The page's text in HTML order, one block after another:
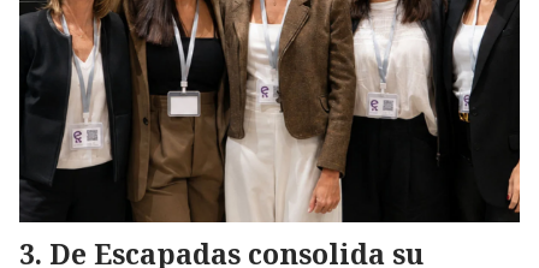
De Escapadas consolida su